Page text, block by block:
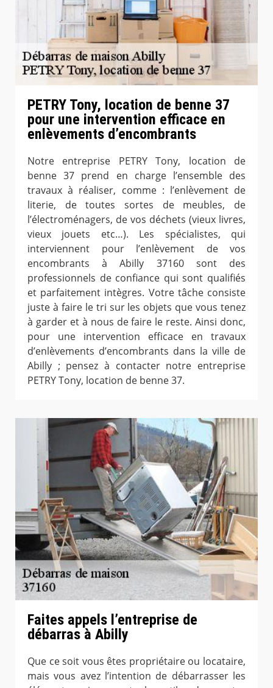
PETRY Tony, location de benne 37
pour une intervention efficace en
enlèvements d’encombrants
Notre entreprise PETRY Tony, location de
benne 37 prend en charge l’ensemble des
travaux à réaliser, comme : l’enlèvement de
literie, de toutes sortes de meubles, de
l’électroménagers, de vos déchets (vieux livres,
vieux jouets etc…). Les spécialistes, qui
interviennent pour l’enlèvement de vos
encombrants à Abilly 37160 sont des
professionnels de confiance qui sont qualifiés
et parfaitement intègres. Votre tâche consiste
juste à faire le tri sur les objets que vous tenez
à garder et à nous de faire le reste. Ainsi donc,
pour une intervention efficace en travaux
d’enlèvements d’encombrants dans la ville de
Abilly ; pensez à contacter notre entreprise
PETRY Tony, location de benne 37.
Faites appels l’entreprise de
débarras à Abilly
Que ce soit vous êtes propriétaire ou locataire,
mais vous avez l’intention de débarrasser les